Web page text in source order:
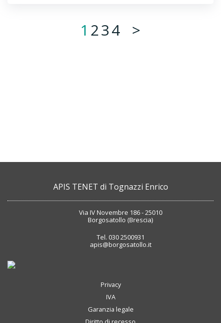
1 234 >
APIS TENET di Tognazzi Enrico
Via IV Novembre 186 - 25010
Borgosatollo (Brescia)
Tel. 030 2500931
apis@borgosatollo.it
Privacy
IVA
Garanzia legale